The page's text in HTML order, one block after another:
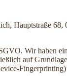
Hauptstraße
Wir haben
auf